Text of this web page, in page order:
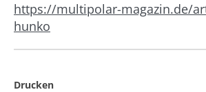
https://multipolar-magazin.de/
hunko
Drucken